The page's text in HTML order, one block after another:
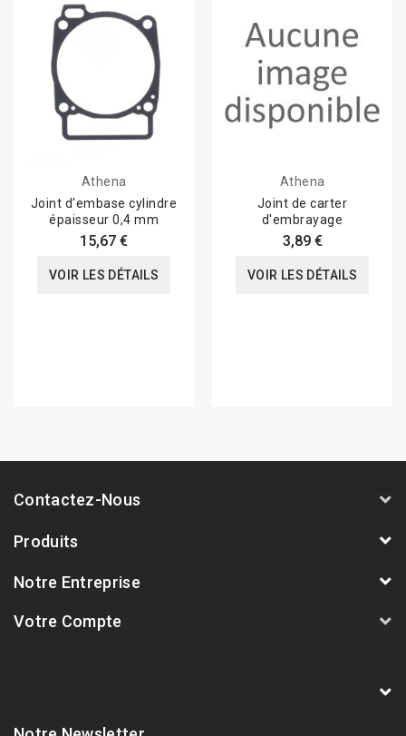
Athena
Joint d'embase cylindre
épaisseur 0,4 mm
15,67 €
VOIR LES DÉTAILS
Athena
Joint de carter
d'embrayage
3,89 €
VOIR LES DÉTAILS
Contactez-Nous
Produits
Notre Entreprise
Votre Compte